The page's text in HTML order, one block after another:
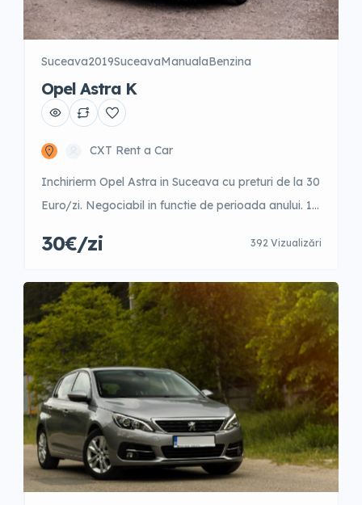
Suceava2019SuceavaManualaBenzina
Opel Astra K
CXT Rent a Car
Inchirierm Opel Astra in Suceava cu preturi de la 30
Euro/zi. Negociabil in functie de perioada anului. 1-
35 Euro/zi 16-21 zile – 31 Euro/zi 22-30 zile – 31
Posibilitate fara garantie cu un […]
30€/zi 392 Vizualizări